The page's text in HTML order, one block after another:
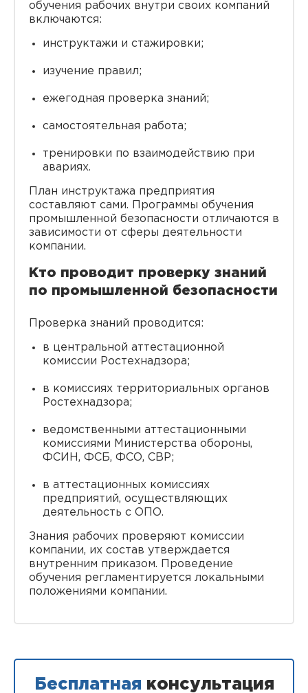
обучения рабочих внутри своих компаний
включаются:
инструктажи и стажировки;
изучение правил;
ежегодная проверка знаний;
самостоятельная работа;
тренировки по взаимодействию при
авариях.
План инструктажа предприятия
составляют сами. Программы обучения
промышленной безопасности отличаются в
зависимости от сферы деятельности
компании.
Кто проводит проверку знаний
по промышленной безопасности
Проверка знаний проводится:
в центральной аттестационной
комиссии Ростехнадзора;
в комиссиях территориальных органов
Ростехнадзора;
ведомственными аттестационными
комиссиями Министерства обороны,
ФСИН, ФСБ, ФСО, СВР;
в аттестационных комиссиях
предприятий, осуществляющих
деятельность с ОПО.
Знания рабочих проверяют комиссии
компании, их состав утверждается
внутренним приказом. Проведение
обучения регламентируется локальными
положениями компании.
Бесплатная консультация